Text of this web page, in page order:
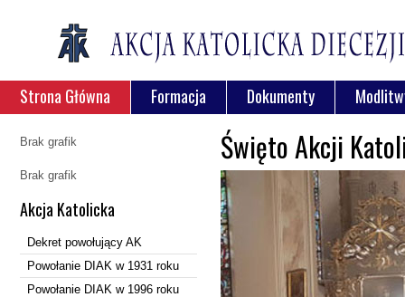
Strona Główna Formacja Dokumenty
Brak grafik
Brak grafik
Akcja Katolicka
Dekret powołujący AK
Powołanie DIAK w 1931 roku
Powołanie DIAK w 1996 roku
Święto Akcji